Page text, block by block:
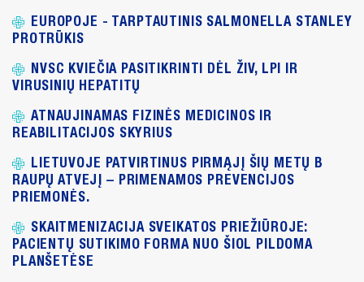
EUROPOJE - TARPTAUTINIS SALMONELLA STANLEY
PROTRŪKIS
NVSC KVIEČIA PASITIKRINTI DĖL ŽIV, LPI IR
VIRUSINIŲ HEPATITŲ
ATNAUJINAMAS FIZINĖS MEDICINOS IR
REABILITACIJOS SKYRIUS
LIETUVOJE PATVIRTINUS PIRMĄJĮ ŠIŲ METŲ B
RAUPŲ ATVEJĮ – PRIMENAMOS PREVENCIJOS
PRIEMONĖS.
SKAITMENIZACIJA SVEIKATOS PRIEŽIŪROJE:
PACIENTŲ SUTIKIMO FORMA NUO ŠIOL PILDOMA
PLANŠETĖSE